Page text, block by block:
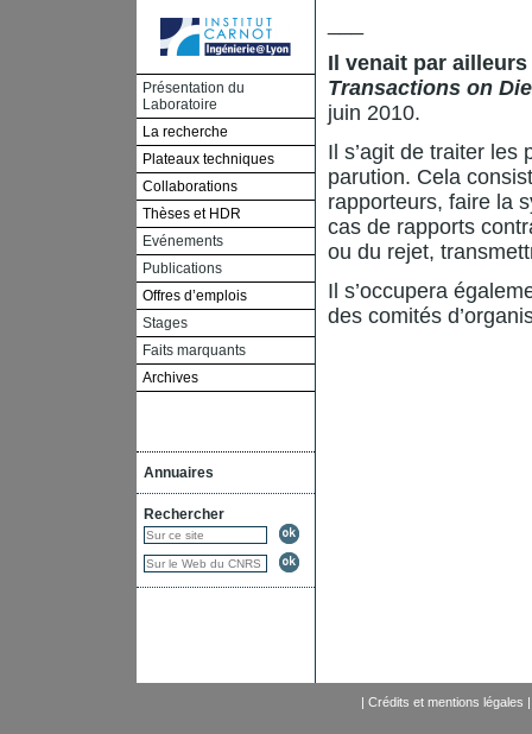
Présentation du
Laboratoire
La recherche
Plateaux techniques
Collaborations
Thèses et HDR
Evénements
Publications
Offres d’emplois
Stages
Faits marquants
Archives
Annuaires
Rechercher
Il venait par ailleurs
Transactions on
juin 2010.
Il s’agit de traiter les
parution. Cela
rapporteurs, faire la
cas de rapports
ou du rejet,
Il s’occupera
des comités
| Crédits et mentions légales